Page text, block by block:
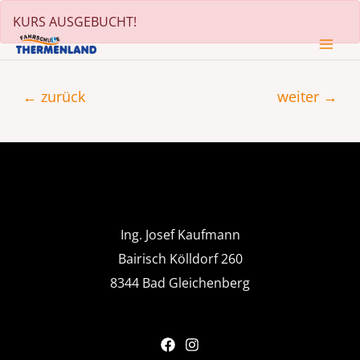
Inhalt
springen
KURS AUSGEBUCHT!
Beitragsnavigation
← zurück weiter →
Ing. Josef Kaufmann
Bairisch Kölldorf 260
8344 Bad Gleichenberg